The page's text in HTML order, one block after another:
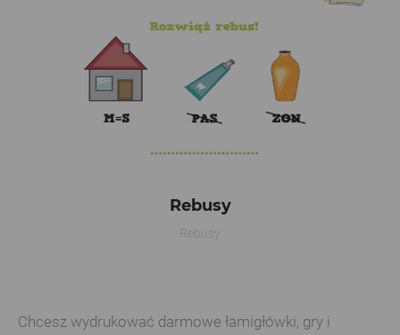
Rebusy
Rebusy
Chcesz wydrukować darmowe łamigłówki, gry i